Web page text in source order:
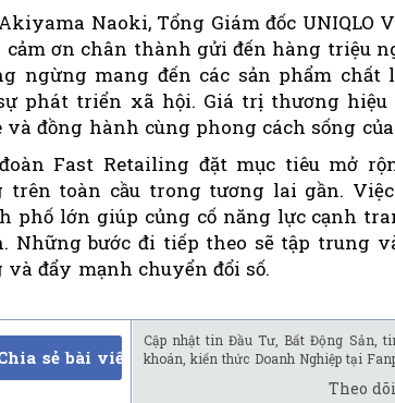
Naoki, Tổng Giám đốc UNIQLO
cảm ơn chân thành gửi đến hàng triệu
ngừng mang đến các sản phẩm
phát triển xã hội. Giá trị thương hiệu
và đồng hành cùng phong cách sống
Fast Retailing đặt mục tiêu mở
trên toàn cầu trong tương lai gần.
phố lớn giúp củng cố năng lực cạnh
Những bước đi tiếp theo sẽ tập trung
và đẩy mạnh chuyển đổi số.
sẻ bài viết
Cập nhật tin Đầu Tư, Bất Động Sản,
khoán, kiến thức Doanh Nghiệp tại
Theo dõi